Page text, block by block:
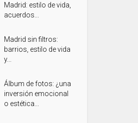
Madrid: estilo de vida,
acuerdos...
Madrid sin filtros:
barrios, estilo de vida
y...
Álbum de fotos: ¿una
inversión emocional
o estética...